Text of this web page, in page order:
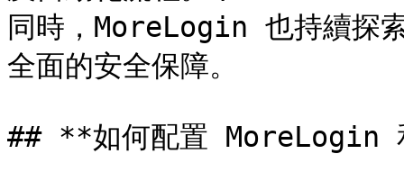
同時，MoreLogin 也持續探
全面的安全保障。
## **如何配置 MoreLogin